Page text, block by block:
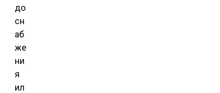
до
сн
аб
же
ни
я
ил